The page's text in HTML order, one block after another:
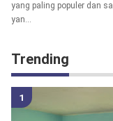
yang paling populer dan
yan...
Trending